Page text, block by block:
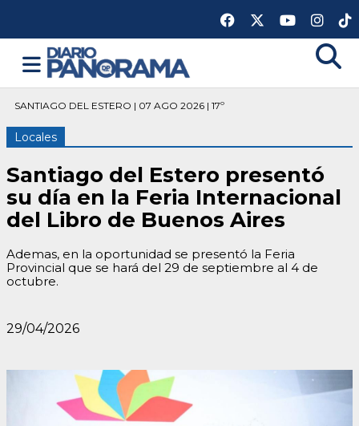
SANTIAGO DEL ESTERO | 07 AGO 2026 | 17º
Locales
Santiago del Estero presentó
su día en la Feria Internacional
del Libro de Buenos Aires
Ademas, en la oportunidad se presentó la Feria
Provincial que se hará del 29 de septiembre al 4 de
octubre.
29/04/2026